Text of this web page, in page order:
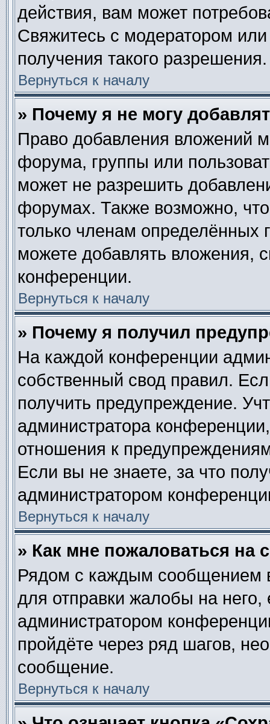
действия, вам может
Свяжитесь с модератором
получения такого разрешения.
Вернуться к началу
» Почему я не могу
Право добавления вложений
форума, группы или
может не разрешить
форумах. Также возможно,
только членам определённых
можете добавлять вложения,
конференции.
Вернуться к началу
» Почему я получил
На каждой конференции
собственный свод правил.
получить предупреждение.
администратора
отношения к
Если вы не знаете, за что
администратором
Вернуться к началу
» Как мне пожаловаться на
Рядом с каждым сообщением
для отправки жалобы на него,
администратором
пройдёте через ряд шагов,
сообщение.
Вернуться к началу